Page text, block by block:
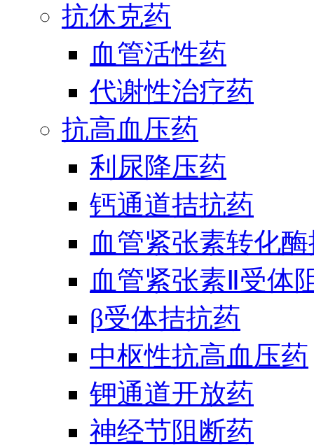
抗休克药
血管活性药
代谢性治疗药
抗高血压药
利尿降压药
钙通道拮抗药
血管紧张素转化
血管紧张素Ⅱ受体
β受体拮抗药
中枢性抗高血压药
钾通道开放药
神经节阻断药